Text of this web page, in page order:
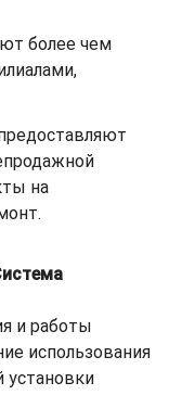
более чем
на
и работы
использования
установки